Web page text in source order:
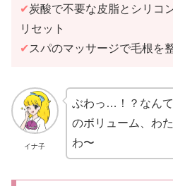
✔炭酸で不要な皮脂とシリコ
リセット
✔スパのマッサージで毛根を
イナ子
ぶわっ…！？なん
のボリューム、わ
わ〜